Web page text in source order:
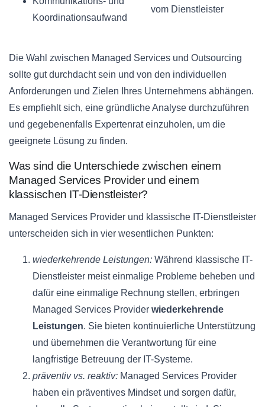
Koordinationsaufwand
vom Dienstleister
Die Wahl zwischen Managed Services und Outsourcing
sollte gut durchdacht sein und von den individuellen
Anforderungen und Zielen Ihres Unternehmens abhängen.
Es empfiehlt sich, eine gründliche Analyse durchzuführen
und gegebenenfalls Expertenrat einzuholen, um die
geeignete Lösung zu finden.
Was sind die Unterschiede zwischen einem
Managed Services Provider und einem
klassischen IT-Dienstleister?
Managed Services Provider und klassische IT-Dienstleister
unterscheiden sich in vier wesentlichen Punkten:
wiederkehrende Leistungen: Während klassische IT-
Dienstleister meist einmalige Probleme beheben und
dafür eine einmalige Rechnung stellen, erbringen
Managed Services Provider wiederkehrende
Leistungen. Sie bieten kontinuierliche Unterstützung
und übernehmen die Verantwortung für eine
langfristige Betreuung der IT-Systeme.
präventiv vs. reaktiv: Managed Services Provider
haben ein präventives Mindset und sorgen dafür,